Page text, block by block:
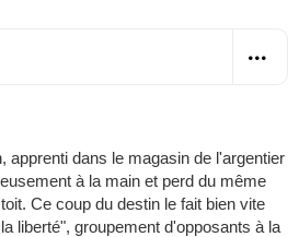
apprenti dans le magasin de l'argentier
à la main et perd du même
Ce coup du destin le fait bien vite
liberté", groupement d'opposants à la